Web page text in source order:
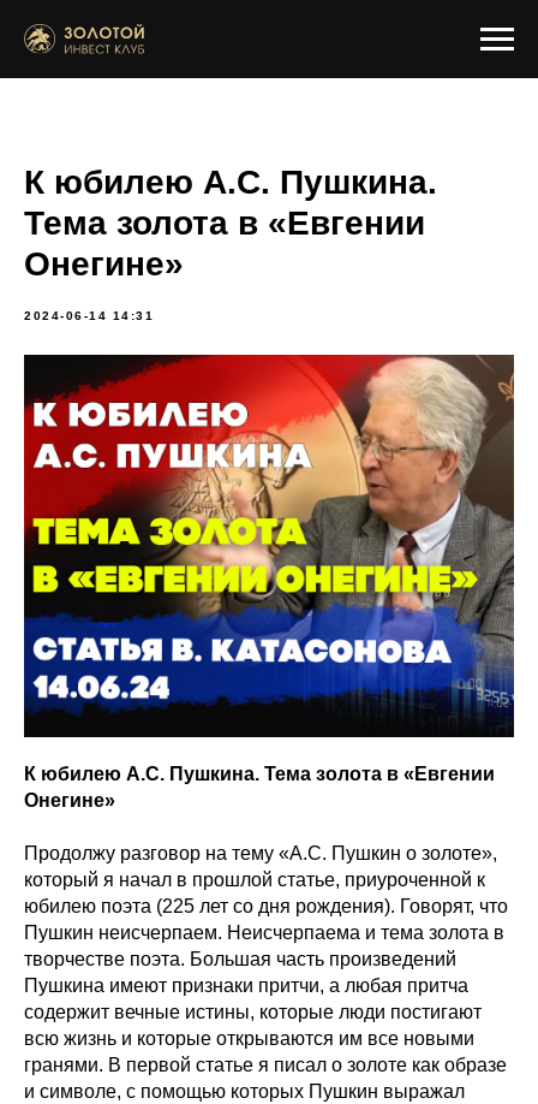
К юбилею А.С. Пушкина.
Тема золота в «Евгении
Онегине»
2024-06-14 14:31
К юбилею А.С. Пушкина. Тема золота в «Евгении
Онегине»
Продолжу разговор на тему «А.С. Пушкин о золоте»,
который я начал в прошлой статье, приуроченной к
юбилею поэта (225 лет со дня рождения). Говорят, что
Пушкин неисчерпаем. Неисчерпаема и тема золота в
творчестве поэта. Большая часть произведений
Пушкина имеют признаки притчи, а любая притча
содержит вечные истины, которые люди постигают
всю жизнь и которые открываются им все новыми
гранями. В первой статье я писал о золоте как образе
и символе, с помощью которых Пушкин выражал